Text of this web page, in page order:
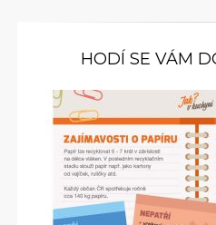
HODÍ SE VÁM